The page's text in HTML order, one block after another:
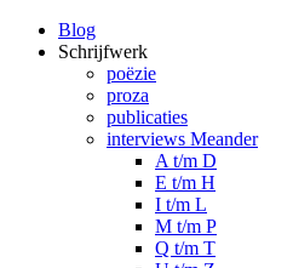
Blog
Schrijfwerk
poëzie
proza
publicaties
interviews Meander
A t/m D
E t/m H
I t/m L
M t/m P
Q t/m T